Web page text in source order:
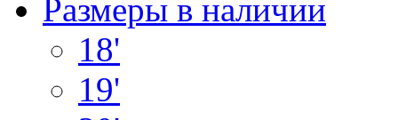
Размеры в наличии
18'
19'